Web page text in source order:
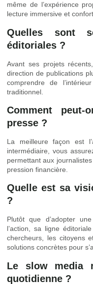
même de l’expérience
lecture immersive et
Quelles sont
éditoriales ?
Avant ses projets
direction de publications
comprendre de
traditionnel.
Comment
presse ?
La meilleure façon est
intermédiaire, vous
permettant aux
pression financière.
Quelle est sa
?
Plutôt que d’adopter
l’action, sa ligne
chercheurs, les citoyens
solutions concrètes pour
Le slow media
quotidienne ?